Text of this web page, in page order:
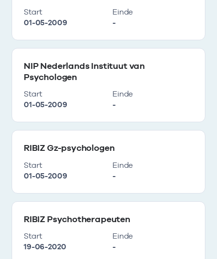
Start
01-05-2009
Einde
-
NIP Nederlands Instituut van
Psychologen
Start
01-05-2009
Einde
-
RIBIZ Gz-psychologen
Start
01-05-2009
Einde
-
RIBIZ Psychotherapeuten
Start
19-06-2020
Einde
-